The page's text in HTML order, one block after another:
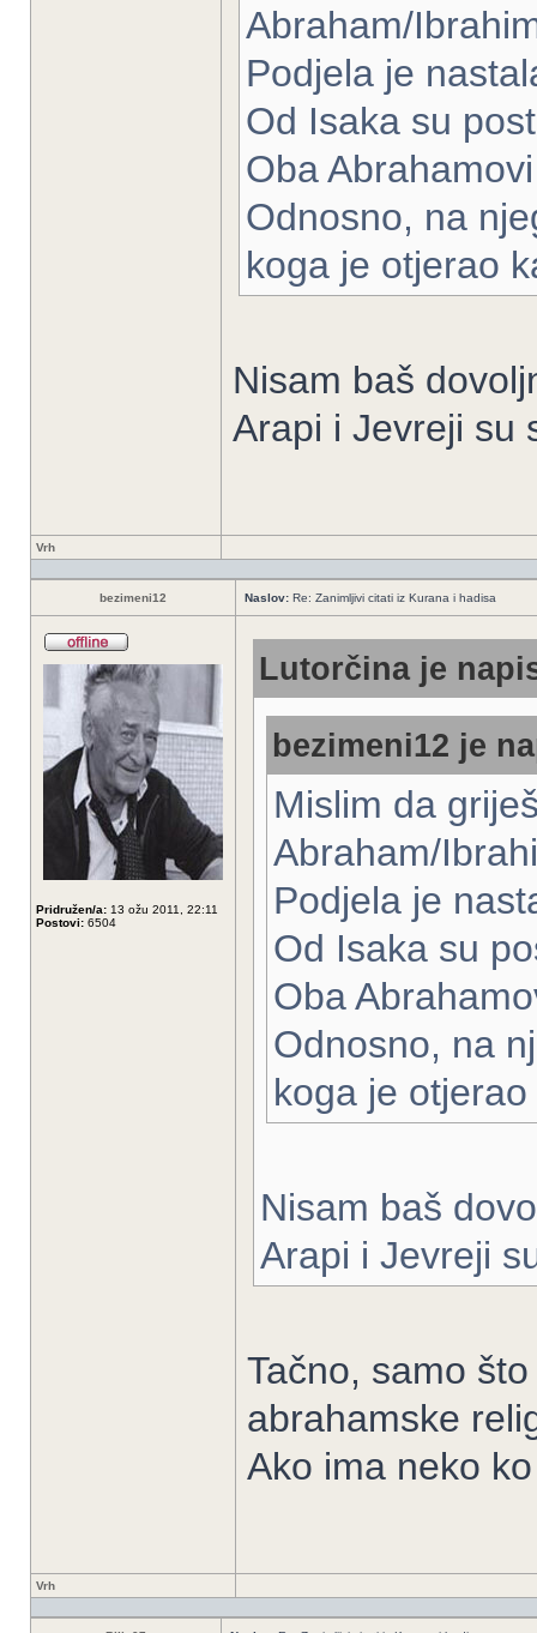
Abraham/
Podjela je
Od Isaka su
Oba
Odnosno, na
koga je otjerao
Nisam baš
Arapi i Jevreji su
Vrh
bezimeni12 Naslov: Re: Zanimljivi citati iz Kurana i hadisa
Pridružen/a: 13 ožu 2011, 22:11
Postovi: 6504
Lutorčina je
bezimeni12 je
Mislim da
Abraham/
Podjela je
Od Isaka su
Oba
Odnosno, na
koga je
Nisam baš
Arapi i Jevreji
Tačno, samo
abrahamske
Ako ima neko
Vrh